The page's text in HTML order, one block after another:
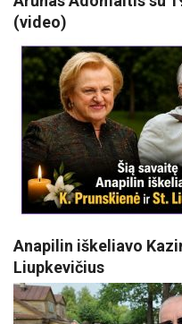
(video)
Anapilin iškeliavo
Liupkevičius